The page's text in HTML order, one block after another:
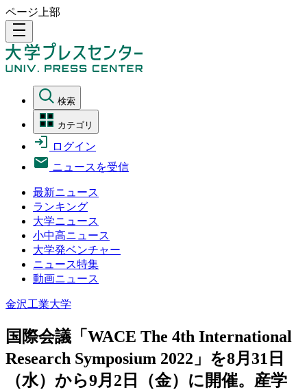
ページ上部
density_medium
検索
カテゴリ
ログイン
ニュースを受信
最新ニュース
ランキング
大学ニュース
小中高ニュース
大学発ベンチャー
ニュース特集
動画ニュース
金沢工業大学
国際会議「WACE The 4th International
Research Symposium 2022」を8月31日
（水）から9月2日（金）に開催。産学